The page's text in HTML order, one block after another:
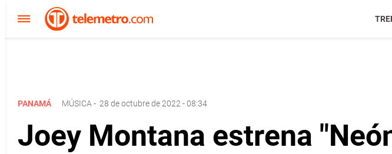
PANAMÁ MÚSICA - 28 de octubre de 2022 - 08:34
Joey Montana estrena